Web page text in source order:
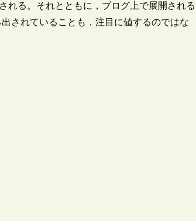
れる。それとともに，ブログ上で展開される
されていることも，注目に値するのではな